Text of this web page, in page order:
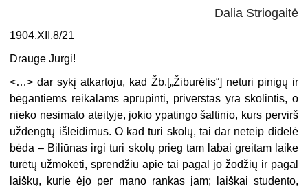
Dalia Striogaitė
1904.XII.8/21
Drauge Jurgi!
<…> dar sykį atkartoju, kad Žb.[„Žiburėlis“] neturi pinigų ir
bėgantiems reikalams aprūpinti, priverstas yra skolintis, o
nieko nesimato ateityje, jokio ypatingo šaltinio, kurs pervirš
uždengtų išleidimus. O kad turi skolų, tai dar neteip didelė
bėda – Biliūnas irgi turi skolų prieg tam labai greitam laike
turėtų užmokėti, sprendžiu apie tai pagal jo žodžių ir pagal
laiškų, kurie ėjo per mano rankas jam; laiškai studento,